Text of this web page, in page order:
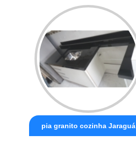
pia granito cozinha Jaraguá